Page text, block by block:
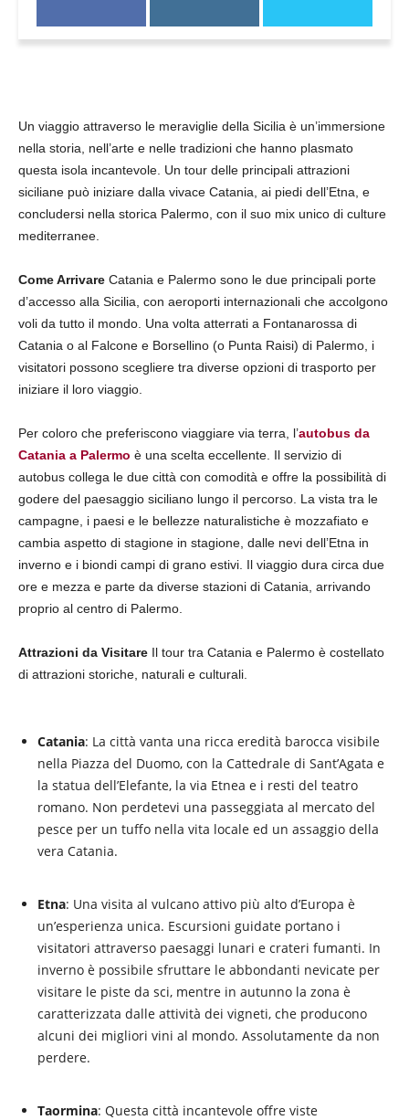
Un viaggio attraverso le meraviglie della Sicilia è un’immersione
nella storia, nell’arte e nelle tradizioni che hanno plasmato
questa isola incantevole. Un tour delle principali attrazioni
siciliane può iniziare dalla vivace Catania, ai piedi dell’Etna, e
concludersi nella storica Palermo, con il suo mix unico di culture
mediterranee.
Come Arrivare Catania e Palermo sono le due principali porte
d’accesso alla Sicilia, con aeroporti internazionali che accolgono
voli da tutto il mondo. Una volta atterrati a Fontanarossa di
Catania o al Falcone e Borsellino (o Punta Raisi) di Palermo, i
visitatori possono scegliere tra diverse opzioni di trasporto per
iniziare il loro viaggio.
Per coloro che preferiscono viaggiare via terra, l’autobus da
Catania a Palermo è una scelta eccellente. Il servizio di
autobus collega le due città con comodità e offre la possibilità di
godere del paesaggio siciliano lungo il percorso. La vista tra le
campagne, i paesi e le bellezze naturalistiche è mozzafiato e
cambia aspetto di stagione in stagione, dalle nevi dell’Etna in
inverno e i biondi campi di grano estivi. Il viaggio dura circa due
ore e mezza e parte da diverse stazioni di Catania, arrivando
proprio al centro di Palermo.
Attrazioni da Visitare Il tour tra Catania e Palermo è costellato
di attrazioni storiche, naturali e culturali.
Catania: La città vanta una ricca eredità barocca visibile
nella Piazza del Duomo, con la Cattedrale di Sant’Agata e
la statua dell’Elefante, la via Etnea e i resti del teatro
romano. Non perdetevi una passeggiata al mercato del
pesce per un tuffo nella vita locale ed un assaggio della
vera Catania.
Etna: Una visita al vulcano attivo più alto d’Europa è
un’esperienza unica. Escursioni guidate portano i
visitatori attraverso paesaggi lunari e crateri fumanti. In
inverno è possibile sfruttare le abbondanti nevicate per
visitare le piste da sci, mentre in autunno la zona è
caratterizzata dalle attività dei vigneti, che producono
alcuni dei migliori vini al mondo. Assolutamente da non
perdere.
Taormina: Questa città incantevole offre viste